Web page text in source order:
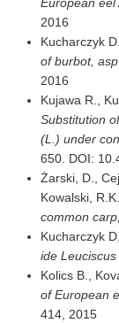
European eel
2016
Kucharczyk
of burbot,
2016
Kujawa R.,
Substitution
(L.) under
650. DOI:
Żarski, D.,
Kowalski,
common
Kucharczyk
ide
Kolics B.,
of European
414, 2015